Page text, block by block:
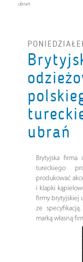
ubrań
ubrań
Brytyjska firma
tureckiego
produkować
i klapki
firmy brytyjskiej
ze
marką własną